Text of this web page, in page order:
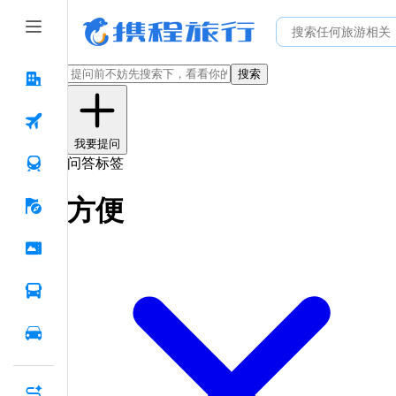
搜索
我要提问
问答标签
方便